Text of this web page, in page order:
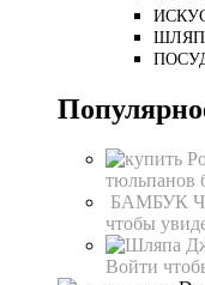
тюльпанов
БАМБУК
чтобы
Войти